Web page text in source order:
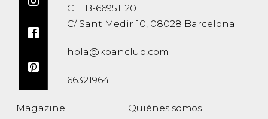
CIF B-66951120
C/ Sant Medir 10, 08028 Barcelona
hola@koanclub.com
663219641
Magazine
Quiénes somos